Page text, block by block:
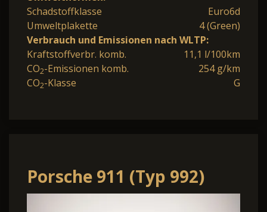
Schadstoffklasse
Euro6d
Umweltplakette
4 (Green)
Verbrauch und Emissionen nach WLTP:
Kraftstoffverbr. komb.
11,1 l/100km
CO2-Emissionen komb.
254 g/km
CO2-Klasse G
Porsche 911 (Typ 992)
Carrera S Cabriolet